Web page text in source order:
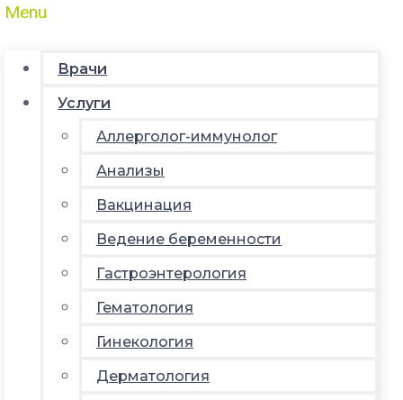
Menu
Врачи
Услуги
Аллерголог-иммунолог
Анализы
Вакцинация
Ведение беременности
Гастроэнтерология
Гематология
Гинекология
Дерматология